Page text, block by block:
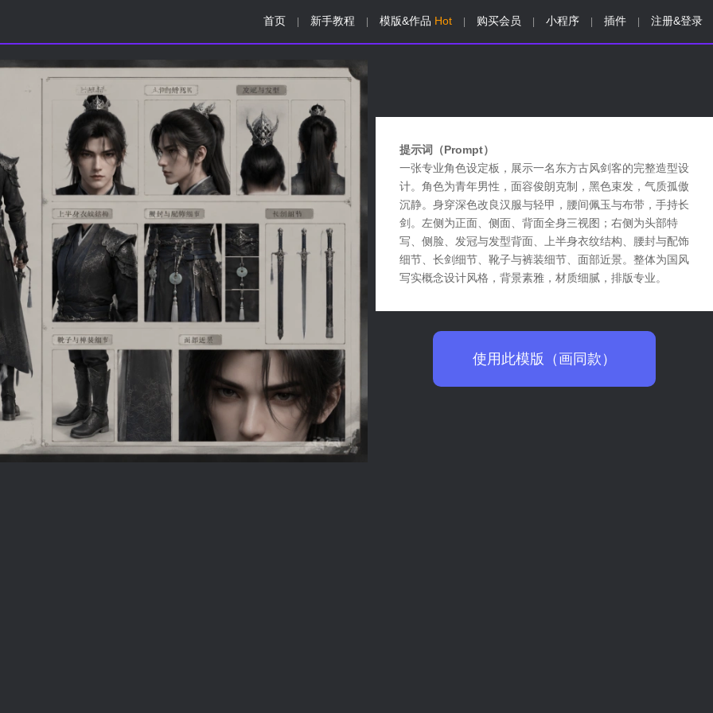
首页 新手教程 模版&作品 Hot 购买会员 小程序 插件 注册&登录
提示词（Prompt）
一张专业角色设定板，展示一名东方古风剑客的完整造型设
计。角色为青年男性，面容俊朗克制，黑色束发，气质孤傲
沉静。身穿深色改良汉服与轻甲，腰间佩玉与布带，手持长
剑。左侧为正面、侧面、背面全身三视图；右侧为头部特
写、侧脸、发冠与发型背面、上半身衣纹结构、腰封与配饰
细节、长剑细节、靴子与裤装细节、面部近景。整体为国风
写实概念设计风格，背景素雅，材质细腻，排版专业。
使用此模版（画同款）